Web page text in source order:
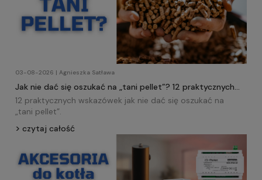
03-08-2026 | Agnieszka Satława
Jak nie dać się oszukać na „tani pellet”? 12 praktycznych
wskazówek!
12 praktycznych wskazówek jak nie dać się oszukać na
„tani pellet”.
czytaj całość